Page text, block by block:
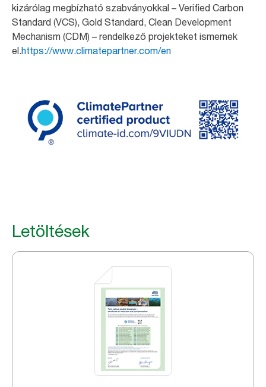
kizárólag megbízható szabványokkal – Verified Carbon
Standard (VCS), Gold Standard, Clean Development
Mechanism (CDM) – rendelkező projekteket ismernek
el.https://www.climatepartner.com/en
Letöltések